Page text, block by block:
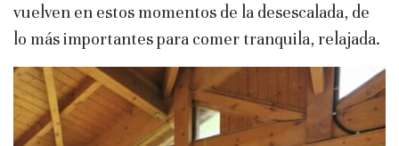
vuelven en estos momentos de la desescalada, de
lo más importantes para comer tranquila, relajada.